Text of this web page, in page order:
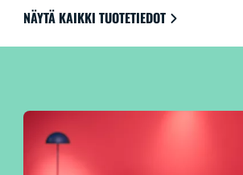
kanssa, joten ohjaus on erittäin kätevää.
NÄYTÄ KAIKKI TUOTETIEDOT